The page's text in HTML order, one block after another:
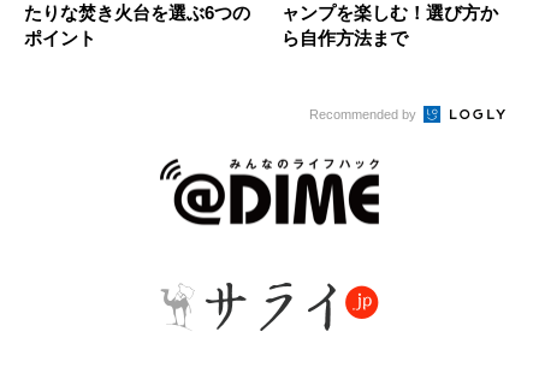
たりな焚き火台を選ぶ6つの
ポイント
ャンプを楽しむ！選び方か
ら自作方法まで
Recommended by